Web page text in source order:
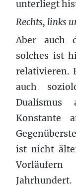
unterliegt
Rechts, links
Aber auch
solches ist
relativieren.
auch
Dualismus
Konstante
ist nicht